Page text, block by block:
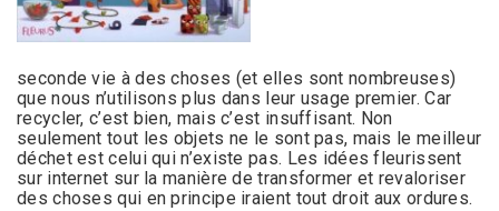
seconde vie à des choses (et elles sont nombreuses)
que nous n’utilisons plus dans leur usage premier. Car
recycler, c’est bien, mais c’est insuffisant. Non
seulement tout les objets ne le sont pas, mais le meilleur
déchet est celui qui n’existe pas. Les idées fleurissent
sur internet sur la manière de transformer et revaloriser
des choses qui en principe iraient tout droit aux ordures.